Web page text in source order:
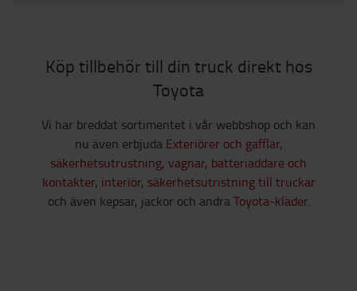
Köp tillbehör till din truck direkt hos
Toyota
Vi har breddat sortimentet i vår webbshop och kan
nu även erbjuda Exteriörer och gafflar,
säkerhetsutrustning, vagnar, batteriaddare och
kontakter, interiör, säkerhetsutristning till truckar
och även kepsar, jackor och andraToyota-kläder.